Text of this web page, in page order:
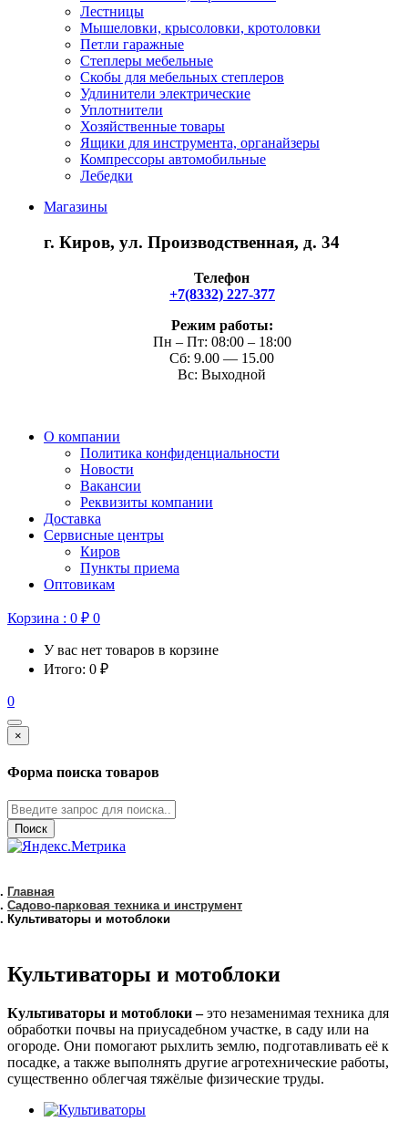
Лестницы
Мышеловки, крысоловки, кротоловки
Петли гаражные
Степлеры мебельные
Скобы для мебельных степлеров
Удлинители электрические
Уплотнители
Хозяйственные товары
Ящики для инструмента, органайзеры
Компрессоры автомобильные
Лебедки
Магазины
г. Киров, ул. Производственная, д. 34
Телефон
+7(8332) 227-377
Режим работы:
Пн – Пт: 08:00 – 18:00
Сб: 9.00 — 15.00
Вс: Выходной
О компании
Политика конфиденциальности
Новости
Вакансии
Реквизиты компании
Доставка
Сервисные центры
Киров
Пункты приема
Оптовикам
Корзина : 0 ₽ 0
У вас нет товаров в корзине
Итого: 0 ₽
0
×
Форма поиска товаров
Поиск
Главная
Садово-парковая техника и инструмент
Культиваторы и мотоблоки
Культиваторы и мотоблоки
Культиваторы и мотоблоки –это незаменимая техника для
обработки почвы на приусадебном участке, в саду или на
огороде. Они помогают рыхлить землю, подготавливать её к
посадке, а также выполнять другие агротехнические работы,
существенно облегчая тяжёлые физические труды.